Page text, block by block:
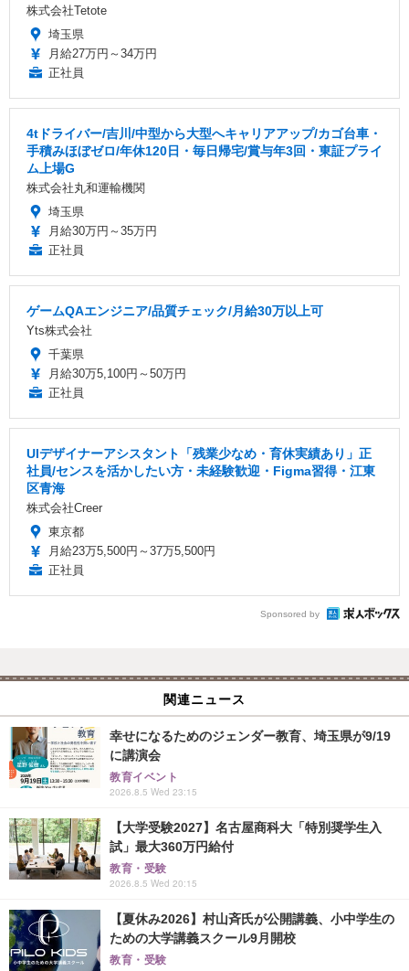
株式会社Tetote
埼玉県
月給27万円～34万円
正社員
4tドライバー/吉川/中型から大型へキャリアアップ/カゴ台車・
手積みほぼゼロ/年休120日・毎日帰宅/賞与年3回・東証プライ
ム上場G
株式会社丸和運輸機関
埼玉県
月給30万円～35万円
正社員
ゲームQAエンジニア/品質チェック/月給30万以上可
Yts株式会社
千葉県
月給30万5,100円～50万円
正社員
UIデザイナーアシスタント「残業少なめ・育休実績あり」正
社員/センスを活かしたい方・未経験歓迎・Figma習得・江東
区青海
株式会社Creer
東京都
月給23万5,500円～37万5,500円
正社員
Sponsored by
関連ニュース
幸せになるためのジェンダー教育、埼玉県が9/19
に講演会
教育イベント
2026.8.5 Wed 23:15
【大学受験2027】名古屋商科大「特別奨学生入
試」最大360万円給付
教育・受験
2026.8.5 Wed 20:15
【夏休み2026】村山斉氏が公開講義、小中学生の
ための大学講義スクール9月開校
教育・受験